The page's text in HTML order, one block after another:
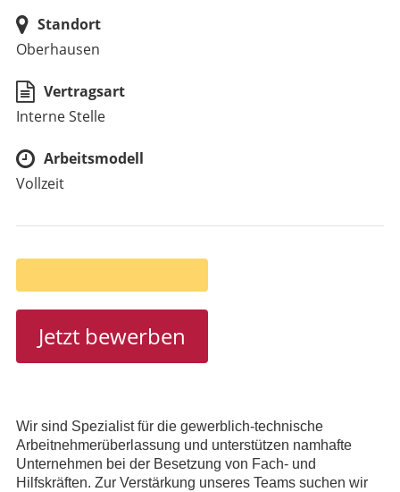
Standort
Oberhausen
Vertragsart
Interne Stelle
Arbeitsmodell
Vollzeit
Jetzt bewerben
Wir sind Spezialist für die gewerblich-technische
Arbeitnehmerüberlassung und unterstützen namhafte
Unternehmen bei der Besetzung von Fach- und
Hilfskräften. Zur Verstärkung unseres Teams suchen wir